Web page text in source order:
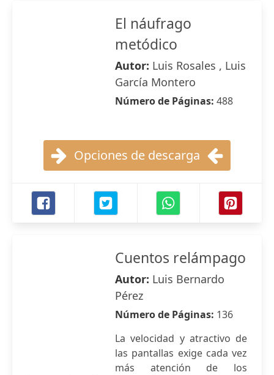
El náufrago
metódico
Autor: Luis Rosales , Luis
García Montero
Número de Páginas: 488
Opciones de descarga
Cuentos relámpago
Autor: Luis Bernardo
Pérez
Número de Páginas: 136
La velocidad y atractivo de
las pantallas exige cada vez
más atención de los